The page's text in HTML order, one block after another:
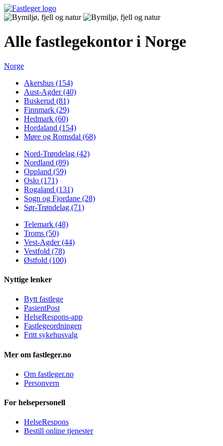
Alle fastlegekontor i Norge
Norge
Akershus (154)
Aust-Agder (40)
Buskerud (81)
Finnmark (29)
Hedmark (60)
Hordaland (154)
Møre og Romsdal (68)
Nord-Trøndelag (42)
Nordland (89)
Oppland (59)
Oslo (171)
Rogaland (131)
Sogn og Fjordane (28)
Sør-Trøndelag (71)
Telemark (48)
Troms (50)
Vest-Agder (44)
Vestfold (78)
Østfold (100)
Nyttige lenker
Bytt fastlege
PasientPost
HelseRespons-app
Fastlegeordningen
Fritt sykehusvalg
Mer om fastleger.no
Om fastleger.no
Personvern
For helsepersonell
HelseRespons
Bestill online tjenester